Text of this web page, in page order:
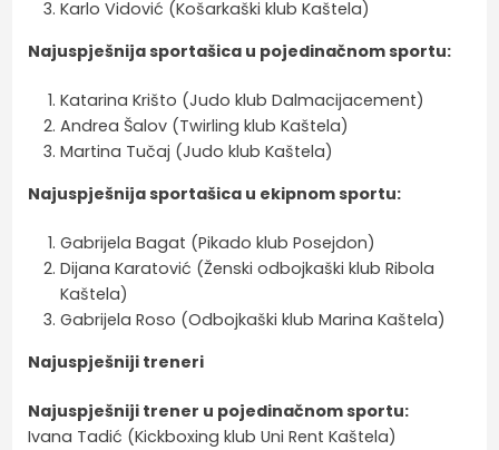
Karlo Vidović (Košarkaški klub Kaštela)
Najuspješnija sportašica u pojedinačnom sportu:
Katarina Krišto (Judo klub Dalmacijacement)
Andrea Šalov (Twirling klub Kaštela)
Martina Tučaj (Judo klub Kaštela)
Najuspješnija sportašica u ekipnom sportu:
Gabrijela Bagat (Pikado klub Posejdon)
Dijana Karatović (Ženski odbojkaški klub Ribola
Kaštela)
Gabrijela Roso (Odbojkaški klub Marina Kaštela)
Najuspješniji treneri
Najuspješniji trener u pojedinačnom sportu:
Ivana Tadić (Kickboxing klub Uni Rent Kaštela)